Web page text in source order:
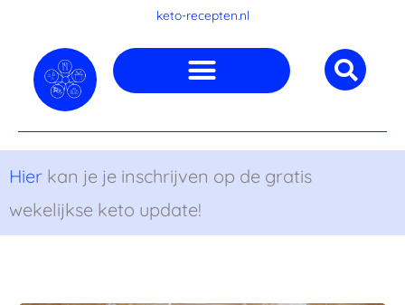
inhoud
keto-recepten.nl
Hier kan je je inschrijven op de gratis
wekelijkse keto update!